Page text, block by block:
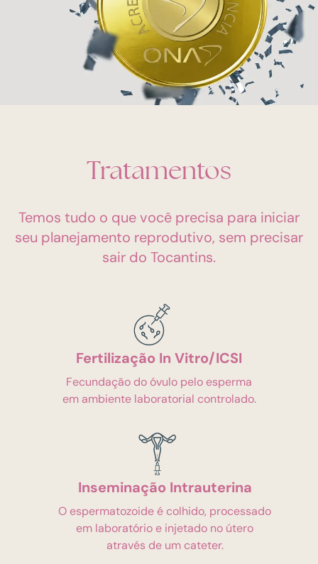
Tratamentos
Temos tudo o que você precisa para iniciar
seu planejamento reprodutivo, sem precisar
sair do Tocantins.
Fertilização In Vitro/ICSI
Fecundação do óvulo pelo esperma
em ambiente laboratorial controlado.
Inseminação Intrauterina
O espermatozoide é colhido, processado
em laboratório e injetado no útero
através de um cateter.